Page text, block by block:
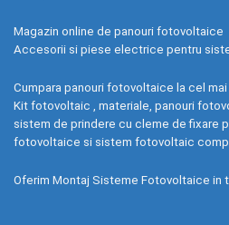
Magazin online de panouri fotovoltaice
Accesorii si piese electrice pentru
Cumpara panouri fotovoltaice la cel mai
Kit fotovoltaic , materiale, panouri
sistem de prindere cu cleme de fixare
fotovoltaice si sistem fotovoltaic
Oferim Montaj Sisteme Fotovoltaice in